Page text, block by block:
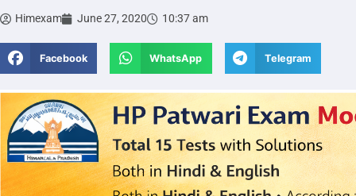
Himexam June 27, 2020 10:37 am
Facebook WhatsApp Telegram